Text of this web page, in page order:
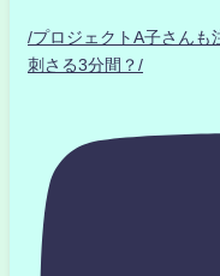
/プロジェクトA子さん
刺さる3分間？/